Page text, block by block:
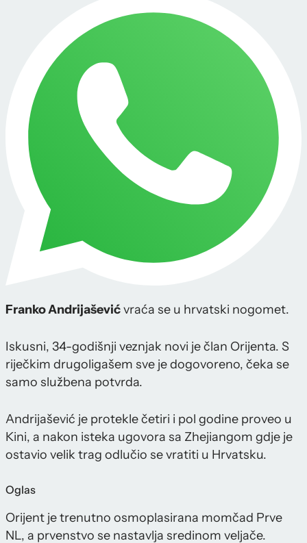
Franko Andrijaševićvraća se u hrvatski nogomet.
Iskusni, 34-godišnji veznjak novi je član Orijenta. S
riječkim drugoligašem sve je dogovoreno, čeka se
samo službena potvrda.
Andrijašević je protekle četiri i pol godine proveo u
Kini, a nakon isteka ugovora sa Zhejiangom gdje je
ostavio velik trag odlučio se vratiti u Hrvatsku.
Oglas
Orijent je trenutno osmoplasirana momčad Prve
NL, a prvenstvo se nastavlja sredinom veljače.